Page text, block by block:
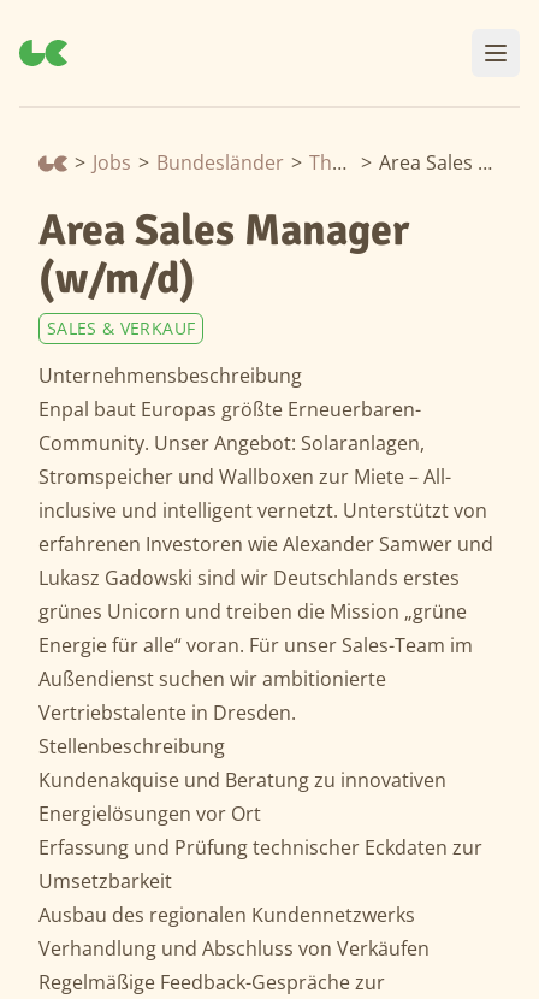
> Jobs > Bundesländer > Thüringen > Area Sales Manager (w/m/d)
Area Sales Manager
(w/m/d)
SALES & VERKAUF
Unternehmensbeschreibung
Enpal baut Europas größte Erneuerbaren-
Community. Unser Angebot: Solaranlagen,
Stromspeicher und Wallboxen zur Miete – All-
inclusive und intelligent vernetzt. Unterstützt von
erfahrenen Investoren wie Alexander Samwer und
Lukasz Gadowski sind wir Deutschlands erstes
grünes Unicorn und treiben die Mission „grüne
Energie für alle“ voran. Für unser Sales-Team im
Außendienst suchen wir ambitionierte
Vertriebstalente in Dresden.
Stellenbeschreibung
Kundenakquise und Beratung zu innovativen
Energielösungen vor Ort
Erfassung und Prüfung technischer Eckdaten zur
Umsetzbarkeit
Ausbau des regionalen Kundennetzwerks
Verhandlung und Abschluss von Verkäufen
Regelmäßige Feedback-Gespräche zur